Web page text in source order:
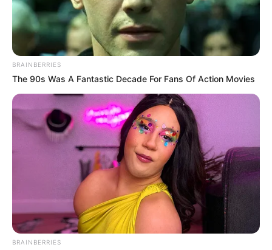
BRAINBERRIES
The 90s Was A Fantastic Decade For Fans Of Action Movies
BRAINBERRIES